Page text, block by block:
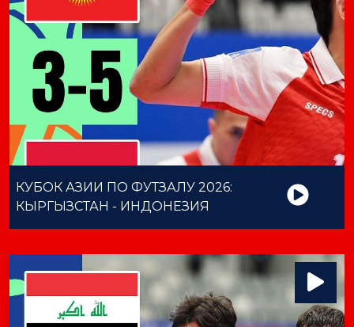
КУБОК АЗИИ ПО ФУТЗАЛУ 2026:
КЫРГЫЗСТАН - ИНДОНЕЗИЯ